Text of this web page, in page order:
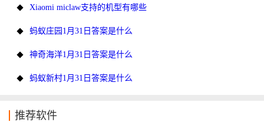
Xiaomi miclaw支持的机型有哪些
蚂蚁庄园1月31日答案是什么
神奇海洋1月31日答案是什么
蚂蚁新村1月31日答案是什么
推荐软件